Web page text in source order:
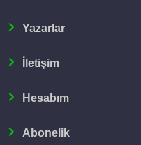
Yazarlar
İletişim
Hesabım
Abonelik